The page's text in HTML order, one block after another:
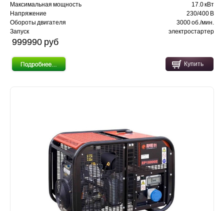
Максимальная мощность
17.0 кВт
Напряжение
230/400 В
Обороты двигателя
3000 об./мин.
Запуск
электростартер
999990 pуб
Купить